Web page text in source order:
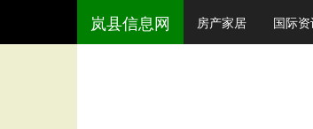
岚县信息网 房产家居 国际